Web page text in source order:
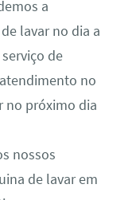
a
lavar no dia a
de
no
no próximo dia
nossos
de lavar em